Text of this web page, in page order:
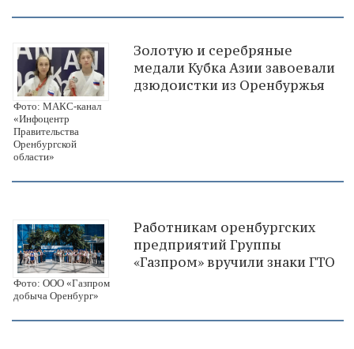
Фото: МАКС-канал
«Инфоцентр
Правительства
Оренбургской
области»
Золотую и серебряные
медали Кубка Азии завоевали
дзюдоистки из Оренбуржья
Фото: ООО «Газпром
добыча Оренбург»
Работникам оренбургских
предприятий Группы
«Газпром» вручили знаки ГТО